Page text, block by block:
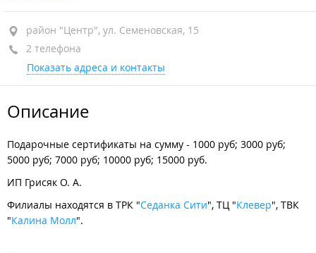
район "Центр", ул. Семеновская, 15
2 телефона
Показать адреса и контакты
Описание
Подарочные сертификаты на сумму - 1000 руб; 3000 руб;
5000 руб; 7000 руб; 10000 руб; 15000 руб.
ИП Грисяк О. А.
Филиалы находятся в ТРК "Седанка Сити", ТЦ "Клевер", ТВК
"Калина Молл".